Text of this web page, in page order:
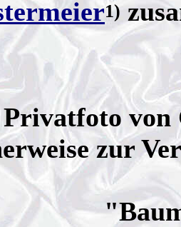
1)
Privatfoto
zur